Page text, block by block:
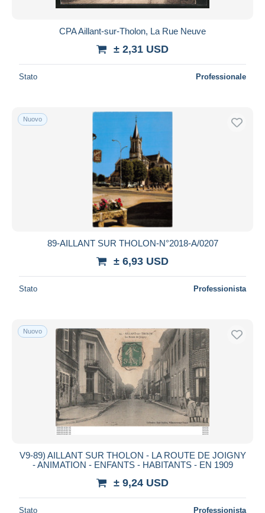
CPA Aillant-sur-Tholon, La Rue Neuve
± 2,31 USD
Stato Professionale
Nuovo
89-AILLANT SUR THOLON-N°2018-A/0207
± 6,93 USD
Stato Professionista
Nuovo
V9-89) AILLANT SUR THOLON - LA ROUTE DE JOIGNY
- ANIMATION - ENFANTS - HABITANTS - EN 1909
± 9,24 USD
Stato Professionista